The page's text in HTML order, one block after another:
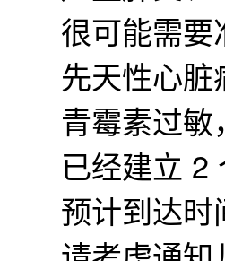
很可能需要
先天性心脏
青霉素过敏，
已经建立 2
预计到达时